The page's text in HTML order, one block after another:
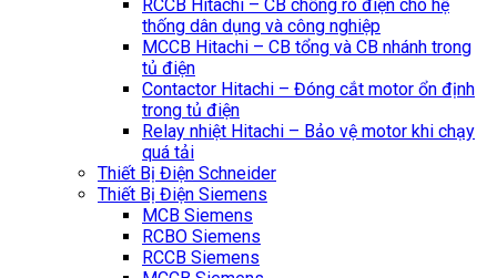
RCCB Hitachi – CB chống rò điện cho hệ
thống dân dụng và công nghiệp
MCCB Hitachi – CB tổng và CB nhánh trong
tủ điện
Contactor Hitachi – Đóng cắt motor ổn định
trong tủ điện
Relay nhiệt Hitachi – Bảo vệ motor khi chạy
quá tải
Thiết Bị Điện Schneider
Thiết Bị Điện Siemens
MCB Siemens
RCBO Siemens
RCCB Siemens